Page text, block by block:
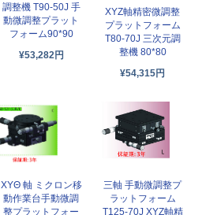
調整機 T90-50J 手
動微調整プラット
フォーム90*90
¥53,282円
XYZ軸精密微調整
プラットフォーム
T80-70J 三次元調
整機 80*80
¥54,315円
XYΘ 軸 ミクロン移
動作業台手動微調
整プラットフォー
三軸 手動微調整プ
ラットフォーム
T125-70J XYZ軸精